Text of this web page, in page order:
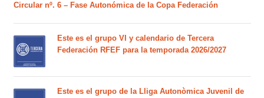
Circular nº. 6 – Fase Autonómica de la Copa Federación
Este es el grupo VI y calendario de Tercera
Federación RFEF para la temporada 2026/2027
Este es el grupo de la Lliga Autonòmica Juvenil de